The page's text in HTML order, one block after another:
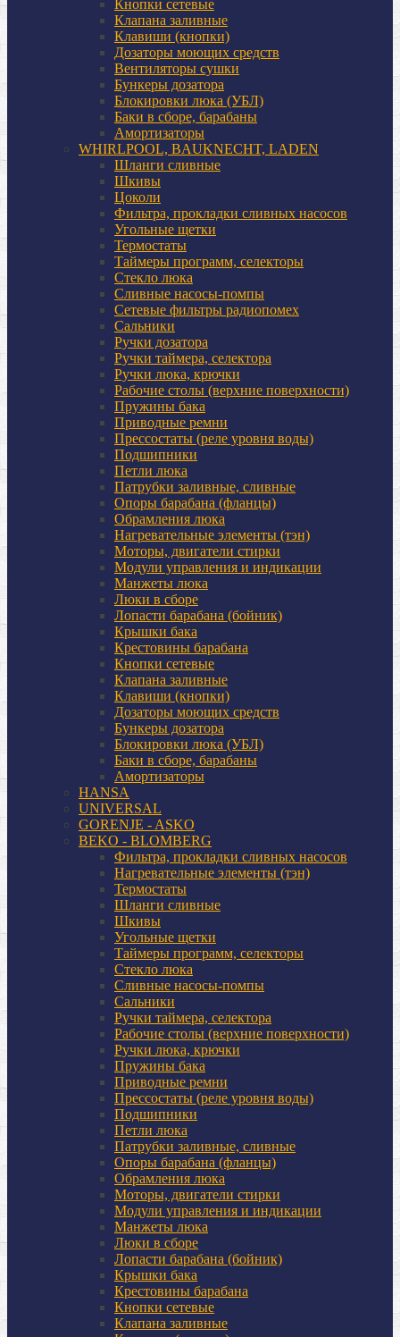
Кнопки сетевые
Клапана заливные
Клавиши (кнопки)
Дозаторы моющих средств
Вентиляторы сушки
Бункеры дозатора
Блокировки люка (УБЛ)
Баки в сборе, барабаны
Амортизаторы
WHIRLPOOL, BAUKNECHT, LADEN
Шланги сливные
Шкивы
Цоколи
Фильтра, прокладки сливных насосов
Угольные щетки
Термостаты
Таймеры программ, селекторы
Стекло люка
Сливные насосы-помпы
Сетевые фильтры радиопомех
Сальники
Ручки дозатора
Ручки таймера, селектора
Ручки люка, крючки
Рабочие столы (верхние поверхности)
Пружины бака
Приводные ремни
Прессостаты (реле уровня воды)
Подшипники
Петли люка
Патрубки заливные, сливные
Опоры барабана (фланцы)
Обрамления люка
Нагревательные элементы (тэн)
Моторы, двигатели стирки
Модули управления и индикации
Манжеты люка
Люки в сборе
Лопасти барабана (бойник)
Крышки бака
Крестовины барабана
Кнопки сетевые
Клапана заливные
Клавиши (кнопки)
Дозаторы моющих средств
Бункеры дозатора
Блокировки люка (УБЛ)
Баки в сборе, барабаны
Амортизаторы
HANSA
UNIVERSAL
GORENJE - ASKO
BEKO - BLOMBERG
Фильтра, прокладки сливных насосов
Нагревательные элементы (тэн)
Термостаты
Шланги сливные
Шкивы
Угольные щетки
Таймеры программ, селекторы
Стекло люка
Сливные насосы-помпы
Сальники
Ручки таймера, селектора
Рабочие столы (верхние поверхности)
Ручки люка, крючки
Пружины бака
Приводные ремни
Прессостаты (реле уровня воды)
Подшипники
Петли люка
Патрубки заливные, сливные
Опоры барабана (фланцы)
Обрамления люка
Моторы, двигатели стирки
Модули управления и индикации
Манжеты люка
Люки в сборе
Лопасти барабана (бойник)
Крышки бака
Крестовины барабана
Кнопки сетевые
Клапана заливные